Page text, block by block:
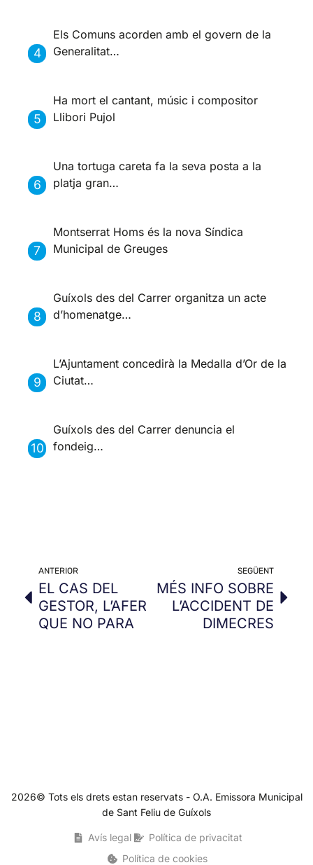
Els Comuns acorden amb el govern de la
Generalitat…
Ha mort el cantant, músic i compositor
Llibori Pujol
Una tortuga careta fa la seva posta a la
platja gran…
Montserrat Homs és la nova Síndica
Municipal de Greuges
Guíxols des del Carrer organitza un acte
d’homenatge…
L’Ajuntament concedirà la Medalla d’Or de la
Ciutat…
Guíxols des del Carrer denuncia el
fondeig…
ANTERIOR
EL CAS DEL
GESTOR, L’AFER
QUE NO PARA
SEGÜENT
MÉS INFO SOBRE
L’ACCIDENT DE
DIMECRES
2026© Tots els drets estan reservats - O.A. Emissora Municipal
de Sant Feliu de Guíxols
Avís legal
Política de privacitat
Política de cookies